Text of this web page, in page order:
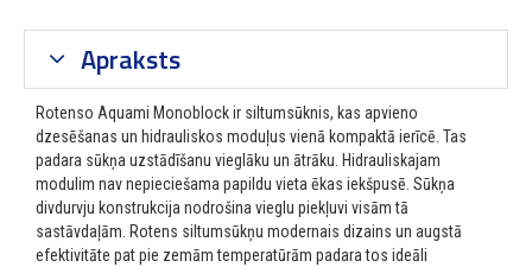
Apraksts
Rotenso Aquami Monoblock ir siltumsūknis, kas apvieno
dzesēšanas un hidrauliskos moduļus vienā kompaktā ierīcē. Tas
padara sūkņa uzstādīšanu vieglāku un ātrāku. Hidrauliskajam
modulim nav nepieciešama papildu vieta ēkas iekšpusē. Sūkņa
divdurvju konstrukcija nodrošina vieglu piekļuvi visām tā
sastāvdaļām. Rotens siltumsūkņu modernais dizains un augstā
efektivitāte pat pie zemām temperatūrām padara tos ideāli